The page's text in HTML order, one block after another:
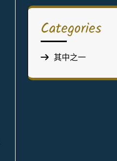
Categories
其中之一